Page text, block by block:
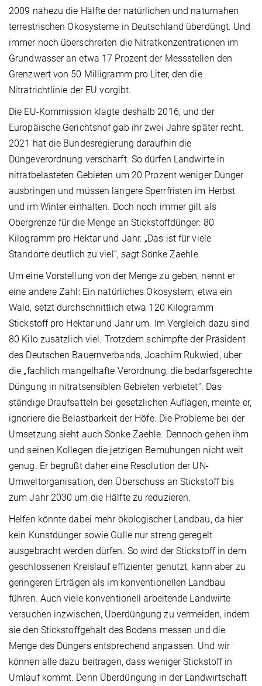
2009 nahezu die Hälfte der natürlichen und naturnahen
terrestrischen Ökosysteme in Deutschland überdüngt. Und
immer noch überschreiten die Nitratkonzentrationen im
Grundwasser an etwa 17 Prozent der Messstellen den
Grenzwert von 50 Milligramm pro Liter, den die
Nitratrichtlinie der EU vorgibt.
Die EU-Kommission klagte deshalb 2016, und der
Europäische Gerichtshof gab ihr zwei Jahre später recht.
2021 hat die Bundesregierung daraufhin die
Düngeverordnung verschärft. So dürfen Landwirte in
nitratbelasteten Gebieten um 20 Prozent weniger Dünger
ausbringen und müssen längere Sperrfristen im Herbst
und im Winter einhalten. Doch noch immer gilt als
Obergrenze für die Menge an Stickstoffdünger: 80
Kilogramm pro Hektar und Jahr. „Das ist für viele
Standorte deutlich zu viel“, sagt Sönke Zaehle.
Um eine Vorstellung von der Menge zu geben, nennt er
eine andere Zahl: Ein natürliches Ökosystem, etwa ein
Wald, setzt durchschnittlich etwa 120 Kilogramm
Stickstoff pro Hektar und Jahr um. Im Vergleich dazu sind
80 Kilo zusätzlich viel. Trotzdem schimpfte der Präsident
des Deutschen Bauernverbands, Joachim Rukwied, über
die „fachlich mangelhafte Verordnung, die bedarfsgerechte
Düngung in nitratsensiblen Gebieten verbietet“. Das
ständige Draufsatteln bei gesetzlichen Auflagen, meinte er,
ignoriere die Belastbarkeit der Höfe. Die Probleme bei der
Umsetzung sieht auch Sönke Zaehle. Dennoch gehen ihm
und seinen Kollegen die jetzigen Bemühungen nicht weit
genug. Er begrüßt daher eine Resolution der UN-
Umweltorganisation, den Überschuss an Stickstoff bis
zum Jahr 2030 um die Hälfte zu reduzieren.
Helfen könnte dabei mehr ökologischer Landbau, da hier
kein Kunstdünger sowie Gülle nur streng geregelt
ausgebracht werden dürfen. So wird der Stickstoff in dem
geschlossenen Kreislauf effizienter genutzt, kann aber zu
geringeren Erträgen als im konventionellen Landbau
führen. Auch viele konventionell arbeitende Landwirte
versuchen inzwischen, Überdüngung zu vermeiden, indem
sie den Stickstoffgehalt des Bodens messen und die
Menge des Düngers entsprechend anpassen. Und wir
können alle dazu beitragen, dass weniger Stickstoff in
Umlauf kommt. Denn Überdüngung in der Landwirtschaft